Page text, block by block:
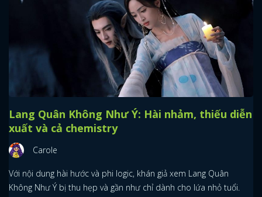
Lang Quân Không Như Ý: Hài nhảm, thiếu diễn
xuất và cả chemistry
Carole
Với nội dung hài hước và phi logic, khán giả xem Lang Quân
Không Như Ý bị thu hẹp và gần như chỉ dành cho lứa nhỏ tuổi.